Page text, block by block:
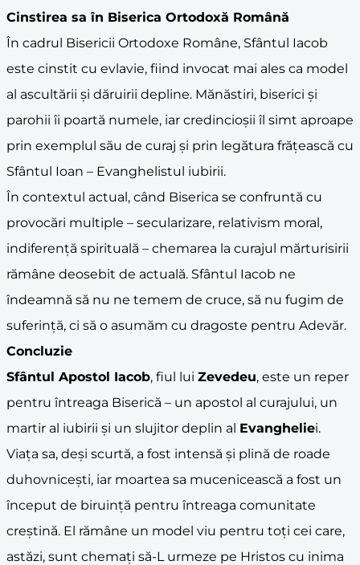
Cinstirea sa în Biserica Ortodoxă Română
În cadrul Bisericii Ortodoxe Române, Sfântul Iacob
este cinstit cu evlavie, fiind invocat mai ales ca model
al ascultării și dăruirii depline. Mănăstiri, biserici și
parohii îi poartă numele, iar credincioșii îl simt aproape
prin exemplul său de curaj și prin legătura frățească cu
Sfântul Ioan – Evanghelistul iubirii.
În contextul actual, când Biserica se confruntă cu
provocări multiple – secularizare, relativism moral,
indiferență spirituală – chemarea la curajul mărturisirii
rămâne deosebit de actuală. Sfântul Iacob ne
îndeamnă să nu ne temem de cruce, să nu fugim de
suferință, ci să o asumăm cu dragoste pentru Adevăr.
Concluzie
Sfântul Apostol Iacob, fiul lui Zevedeu, este un reper
pentru întreaga Biserică – un apostol al curajului, un
martir al iubirii și un slujitor deplin al Evangheliei.
Viața sa, deși scurtă, a fost intensă și plină de roade
duhovnicești, iar moartea sa mucenicească a fost un
început de biruință pentru întreaga comunitate
creștină. El rămâne un model viu pentru toți cei care,
astăzi, sunt chemați să-L urmeze pe Hristos cu inima